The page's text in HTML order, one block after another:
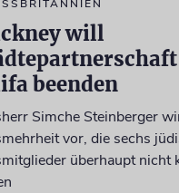
will
beenden
Simche Steinberger
vor, die sechs
überhaupt nicht